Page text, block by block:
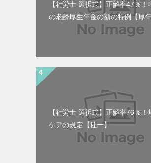
【社労士 選択式】正解率47％！
の老齢厚生年金の額の特例【厚年
【社労士 選択式】正解率76％！
ケアの規定【社一】